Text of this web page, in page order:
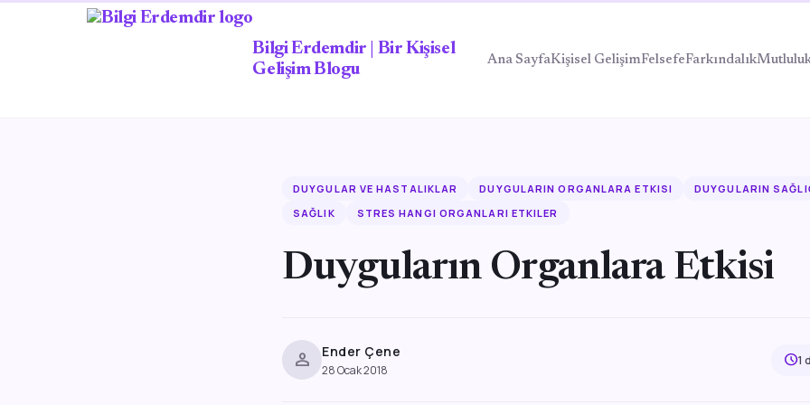
Bilgi Erdemdir | Bir Kişisel
Gelişim Blogu
Ana SayfaKişisel GelişimFelsefeFarkındalık
DUYGULAR VE HASTALIKLAR DUYGULARIN ORGANLARA ETKISI
DUYGULARIN
SAĞLIK
STRES HANGI ORGANLARI ETKILER
Duyguların Organlara Etkisi
person Ender Çene
28 Ocak 2018
schedule1